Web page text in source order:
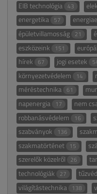
EIB technológia 43
energetika 57
épületvillamosság 21
eszközeink 151
hírek 67 jogi esetek
környezetvédelem 14
méréstechnika 61
napenergia 17 nem
robbanásvédelem 16
szabványok 136
szakmatörténet 15
szerelők közelről 26
technológiák 27
világítástechnika 138